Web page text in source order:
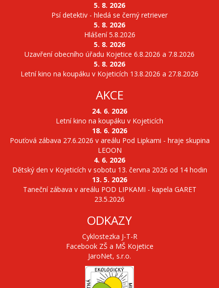
5. 8. 2026
Psí detektiv - hledá se černý retriever
5. 8. 2026
Hlášení 5.8.2026
5. 8. 2026
Uzavření obecního úřadu Kojetice 6.8.2026 a 7.8.2026
5. 8. 2026
Letní kino na koupáku v Kojeticích 13.8.2026 a 27.8.2026
AKCE
24. 6. 2026
Letní kino na koupáku v Kojeticích
18. 6. 2026
Pouťová zábava 27.6.2026 v areálu Pod Lipkami - hraje skupina
LEOON
4. 6. 2026
Dětský den v Kojeticích v sobotu 13. června 2026 od 14 hodin
13. 5. 2026
Taneční zábava v areálu POD LIPKAMI - kapela GARET
23.5.2026
ODKAZY
Cyklostezka J-T-R
Facebook ZŠ a MŠ Kojetice
JaroNet, s.r.o.